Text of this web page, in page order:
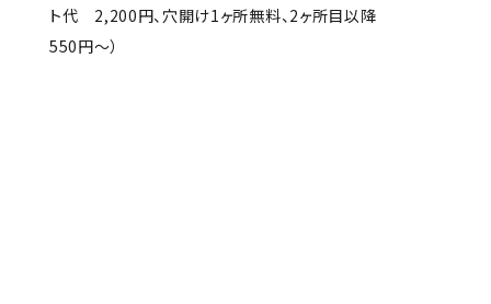
ト代 2,200円、穴開け1ヶ所無料、2ヶ所目以降
550円～）